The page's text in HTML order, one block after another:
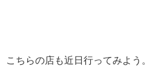
こちらの店も近日行ってみよう。